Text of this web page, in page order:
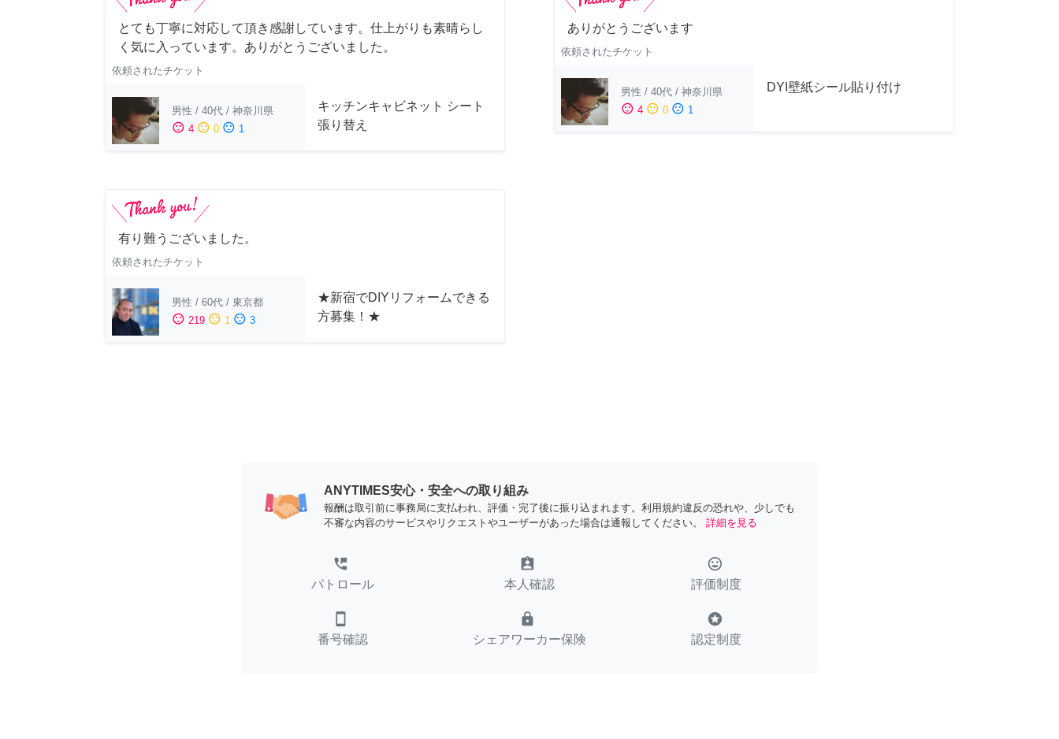
とても丁寧に対応して頂き感謝しています。仕上がりも素晴らし
く気に入っています。ありがとうございました。
依頼されたチケット
男性 / 40代 / 神奈川県
sentiment_satisfied 4 sentiment_neutral 0 sentiment_dissatisfied 1
キッチンキャビネット シート
張り替え
ありがとうございます
依頼されたチケット
男性 / 40代 / 神奈川県
sentiment_satisfied 4 sentiment_neutral 0 sentiment_dissatisfied 1
DYI壁紙シール貼り付け
有り難うございました。
依頼されたチケット
男性 / 60代 / 東京都
sentiment_satisfied 219 sentiment_neutral 1 sentiment_dissatisfied 3
★新宿でDIYリフォームできる
方募集！★
ANYTIMES安心・安全への取り組み
報酬は取引前に事務局に支払われ、評価・完了後に振り込まれます。利用規約違反の恐れや、少しでも
不審な内容のサービスやリクエストやユーザーがあった場合は通報してください。
詳細を見る
perm_phone_msg
パトロール
assignment_ind
本人確認
tag_faces
評価制度
smartphone
番号確認
lock
シェアワーカー保険
stars
認定制度